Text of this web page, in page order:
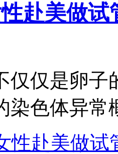
赴美做
仅仅是卵子
染色体异常
性赴美做试